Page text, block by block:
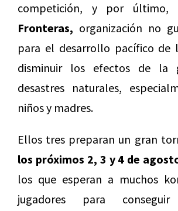
competición, y por último,
Fronteras, organización no
para el desarrollo pacífico de
disminuir los efectos de la
desastres naturales,
niños y madres.
Ellos tres preparan un gran
los próximos 2, 3 y 4 de
los que esperan a muchos
jugadores para